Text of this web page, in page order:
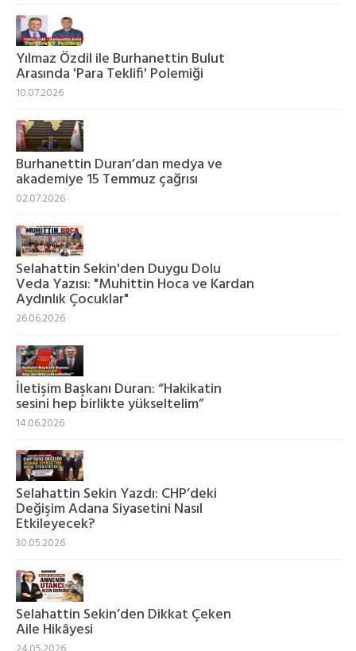
Yılmaz Özdil ile Burhanettin Bulut
Arasında 'Para Teklifi' Polemiği
10.07.2026
Burhanettin Duran’dan medya ve
akademiye 15 Temmuz çağrısı
02.07.2026
Selahattin Sekin'den Duygu Dolu
Veda Yazısı: "Muhittin Hoca ve Kardan
Aydınlık Çocuklar"
26.06.2026
İletişim Başkanı Duran: “Hakikatin
sesini hep birlikte yükseltelim”
14.06.2026
Selahattin Sekin Yazdı: CHP’deki
Değişim Adana Siyasetini Nasıl
Etkileyecek?
30.05.2026
Selahattin Sekin’den Dikkat Çeken
Aile Hikâyesi